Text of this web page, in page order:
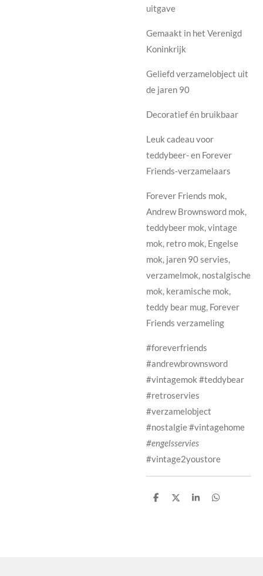
uitgave
Gemaakt in het Verenigd
Koninkrijk
Geliefd verzamelobject uit
de jaren 90
Decoratief én bruikbaar
Leuk cadeau voor
teddybeer- en Forever
Friends-verzamelaars
Forever Friends mok,
Andrew Brownsword mok,
teddybeer mok, vintage
mok, retro mok, Engelse
mok, jaren 90 servies,
verzamelmok, nostalgische
mok, keramische mok,
teddy bear mug, Forever
Friends verzameling
#foreverfriends
#andrewbrownsword
#vintagemok #teddybear
#retroservies
#verzamelobject
#nostalgie #vintagehome
#engelsservies
#vintage2youstore
D
D
S
D